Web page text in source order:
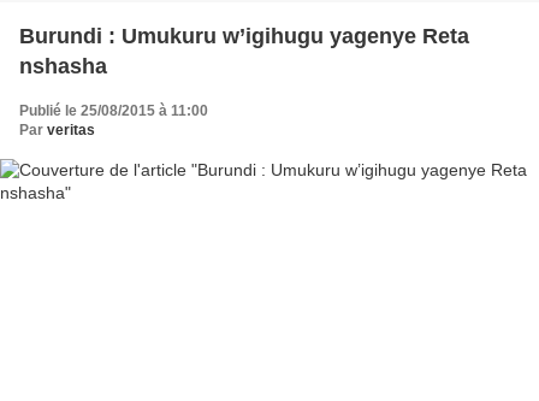
Burundi : Umukuru w’igihugu yagenye Reta
nshasha
Publié le 25/08/2015 à 11:00
Par veritas